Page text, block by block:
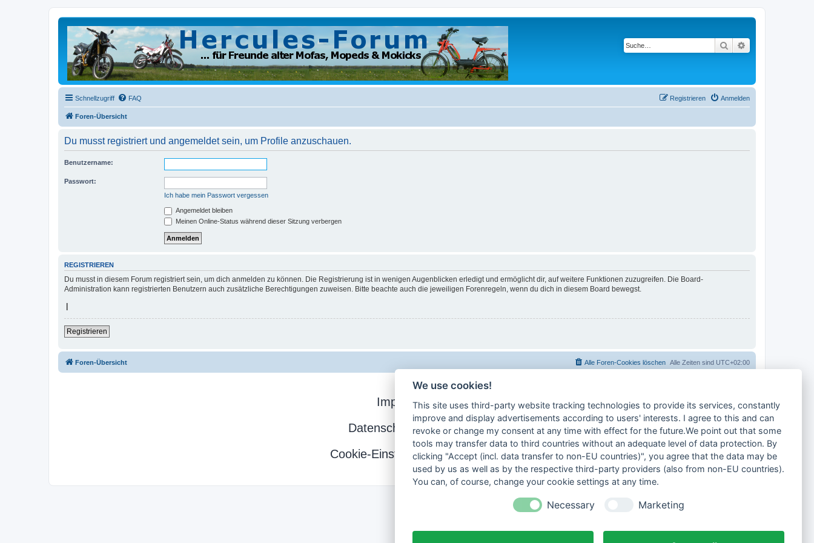
Suche
Schnellzugriff FAQ Anmelden
Registrieren
Foren-Übersicht
Du musst registriert und angemeldet sein, um Profile anzuschauen.
Benutzername:
Passwort:
Ich habe mein Passwort vergessen
Angemeldet bleiben
Meinen Online-Status während dieser Sitzung verbergen
REGISTRIEREN
Du musst in diesem Forum registriert sein, um dich anmelden zu können. Die Registrierung ist in wenigen Augenblicken erledigt und ermöglicht dir, auf weitere Funktionen zuzugreifen. Die Board-
Administration kann registrierten Benutzern auch zusätzliche Berechtigungen zuweisen. Bitte beachte auch die jeweiligen Forenregeln, wenn du dich in diesem Board bewegst.
|
Registrieren
Foren-Übersicht Alle Zeiten sind UTC+02:00
Alle Foren-Cookies löschen
Impressum
Datenschutzerklärung
Cookie-Einstellungen ändern
We use cookies!
This site uses third-party website tracking technologies to provide its services, constantly
improve and display advertisements according to users' interests. I agree to this and can
revoke or change my consent at any time with effect for the future.We point out that some
tools may transfer data to third countries without an adequate level of data protection. By
clicking "Accept (incl. data transfer to non-EU countries)", you agree that the data may be
used by us as well as by the respective third-party providers (also from non-EU countries).
You can, of course, change your cookie settings at any time.
Necessary Marketing